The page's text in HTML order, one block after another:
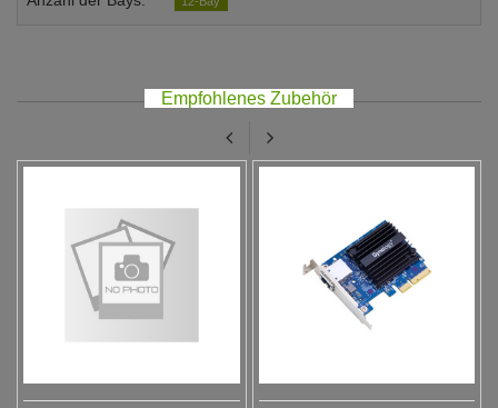
Empfohlenes Zubehör